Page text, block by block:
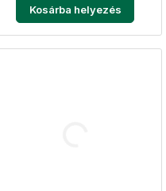
Kosárba helyezés